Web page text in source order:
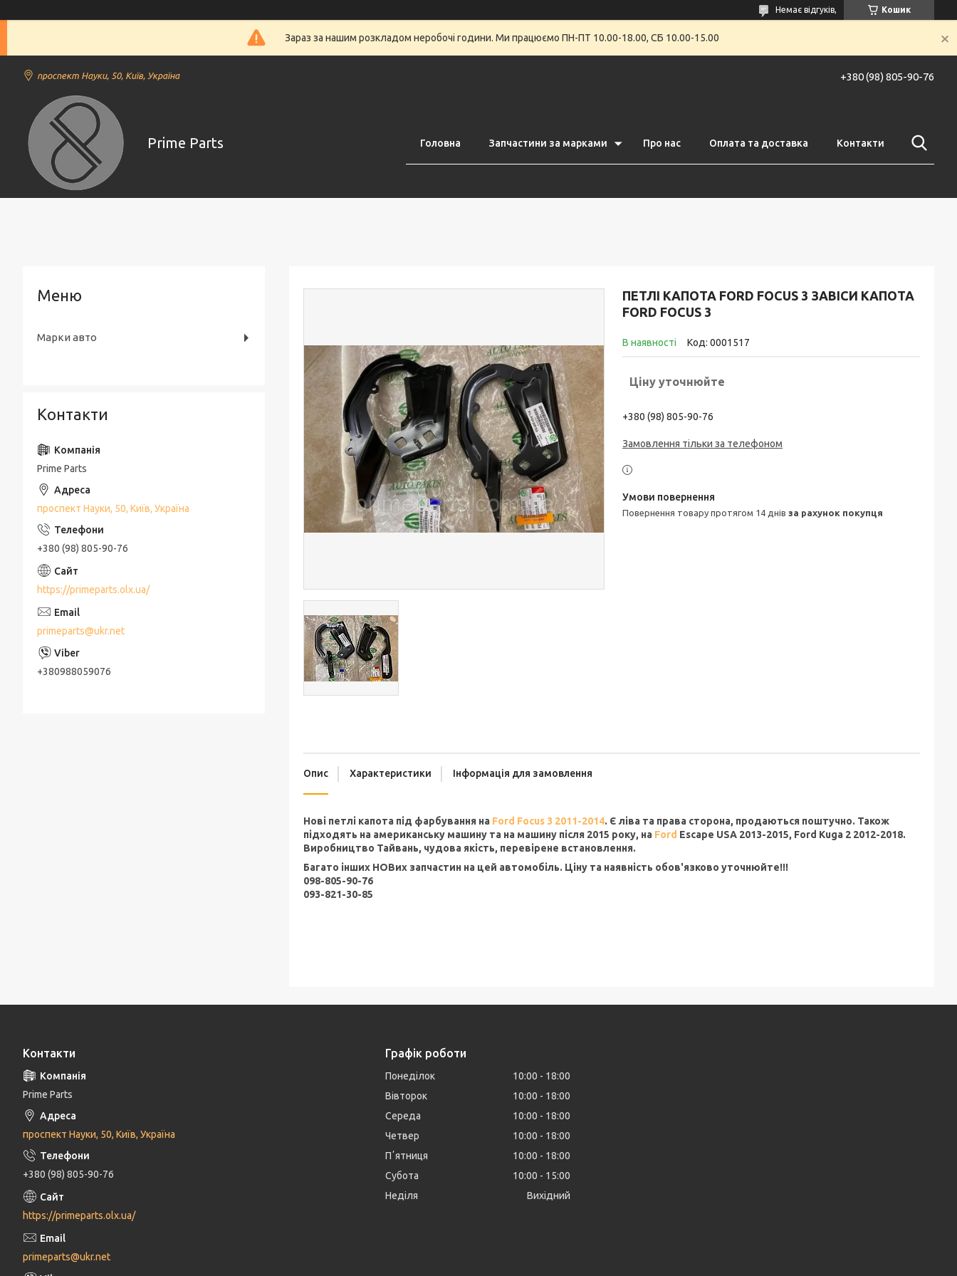
Кошик
Немає відгуків,
Зараз за нашим розкладом неробочі години. Ми працюємо ПН-ПТ 10.00-18.00, СБ 10.00-15.00
проспект Науки, 50, Київ, Україна +380 (98) 805-90-76
Prime Parts Головна Запчастини за марками Про нас Оплата та доставка Контакти
ПЕТЛІ КАПОТА FORD FOCUS 3 ЗАВІСИ КАПОТА
FORD FOCUS 3
В наявності Код: 0001517
Ціну уточнюйте
+380 (98) 805-90-76
Замовлення тільки за телефоном
повернення товару протягом 14 днів за рахунок покупця
Опис Характеристики Інформація для замовлення
Нові петлі капота під фарбування на Ford Focus 3 2011-2014. Є ліва та права сторона, продаються поштучно. Також
підходять на американську машину та на машину після 2015 року, на Ford Escape USA 2013-2015, Ford Kuga 2 2012-2018.
Виробництво Тайвань, чудова якість, перевірене встановлення.
Багато інших НОВих запчастин на цей автомобіль. Ціну та наявність обов'язково уточнюйте!!!
098-805-90-76
093-821-30-85
Марки авто
Контакти
Prime Parts
проспект Науки, 50, Київ, Україна
+380 (98) 805-90-76
https://primeparts.olx.ua/
primeparts@ukr.net
+380988059076
Контакти
Prime Parts
проспект Науки, 50, Київ, Україна
+380 (98) 805-90-76
https://primeparts.olx.ua/
primeparts@ukr.net
Графік роботи
Понеділок 10:00
18:00
Вівторок
10:00
18:00
Середа
10:00
18:00
Четвер
10:00
18:00
Пʼятниця
10:00
18:00
Субота
10:00
15:00
Неділя
Вихідний